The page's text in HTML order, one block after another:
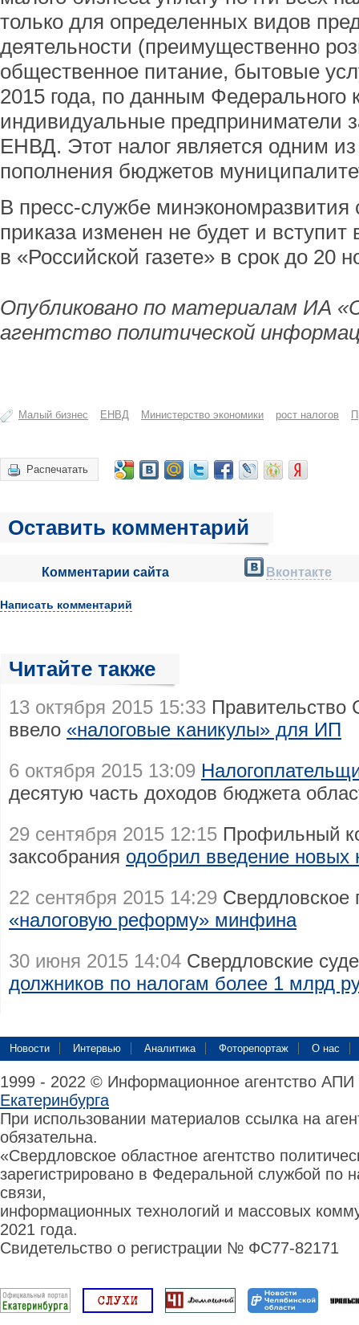
только для определенных видов
деятельности (преимущественно
общественное питание, бытовые
2015 года, по данным Федерального
индивидуальные предприниматели
ЕНВД. Этот налог является одним
пополнения бюджетов
В пресс-службе минэкономразвития
приказа изменен не будет и
в «Российской газете» в срок до 20
Опубликовано по материалам ИА
агентство политической
Малый бизнес ЕНВД Министерство экономики рост налогов
Распечатать
Оставить комментарий
Комментарии сайта Вконтакте
Написать комментарий
Читайте также
13 октября 2015 15:33 Правительство
ввело «налоговые каникулы» для ИП
6 октября 2015 13:09
десятую часть доходов бюджета
29 сентября 2015 12:15 Профильный
заксобрания одобрил введение новых
22 сентября 2015 14:29 Свердловское
«налоговую реформу» минфина
30 июня 2015 14:04 Свердловские
должников по налогам более 1 млрд
Новости Интервью Аналитика Фоторепортаж О нас
1999 - 2022 © Информационное агентство
Екатеринбурга
При использовании материалов ссылка на
обязательна.
«Свердловское областное агентство
зарегистрировано в Федеральной службой по
связи,
информационных технологий и массовых
2021 года.
Свидетельство о регистрации № ФС77-82171